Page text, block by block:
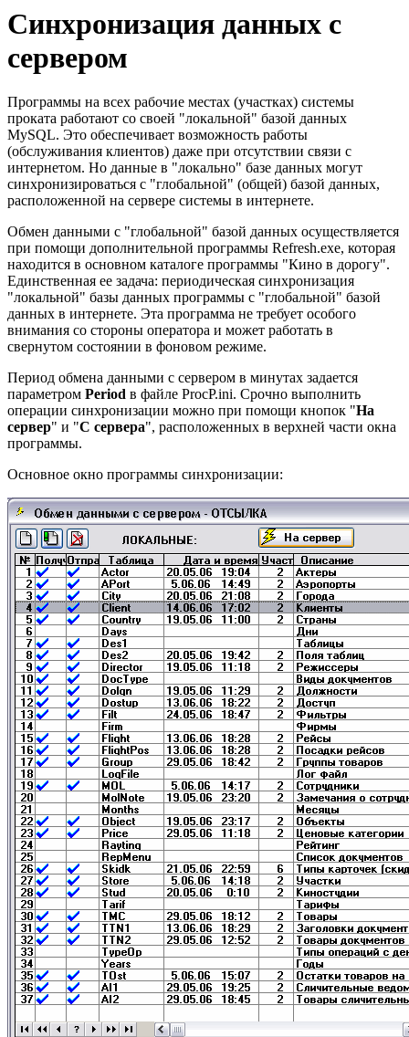
Синхронизация данных с
сервером
Программы на всех рабочие местах (участках) системы
проката работают со своей "локальной" базой данных
MySQL. Это обеспечивает возможность работы
(обслуживания клиентов) даже при отсутствии связи с
интернетом. Но данные в "локально" базе данных могут
синхронизироваться с "глобальной" (общей) базой данных,
расположенной на сервере системы в интернете.
Обмен данными с "глобальной" базой данных осуществляется
при помощи дополнительной программы Refresh.exe, которая
находится в основном каталоге программы "Кино в дорогу".
Единственная ее задача: периодическая синхронизация
"локальной" базы данных программы с "глобальной" базой
данных в интернете. Эта программа не требует особого
внимания со стороны оператора и может работать в
свернутом состоянии в фоновом режиме.
Период обмена данными с сервером в минутах задается
параметром Period в файле ProcP.ini. Срочно выполнить
операции синхронизации можно при помощи кнопок "На
сервер" и "С сервера", расположенных в верхней части окна
программы.
Основное окно программы синхронизации: